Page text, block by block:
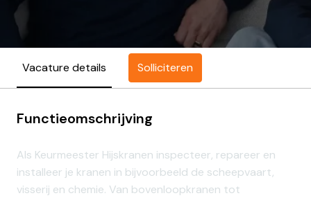
Vacature details Solliciteren
Functieomschrijving
Als Keurmeester Hijskranen inspecteer, repareer en
installeer je kranen in bijvoorbeeld de scheepvaart,
visserij en chemie. Van bovenloopkranen tot